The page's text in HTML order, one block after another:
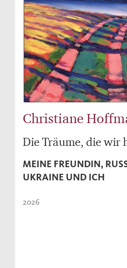
Christiane
Die Träume, die wir
MEINE FREUNDIN,
UKRAINE UND ICH
2026